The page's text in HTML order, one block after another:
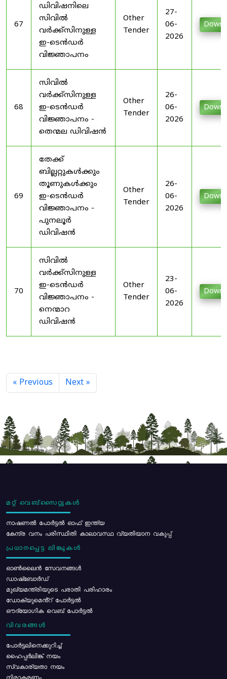
67
ഡിവിഷനിലെ
സിവിൽ
വർക്ക്സിനുള്ള
ഇ-ടെൻഡർ
വിജ്ഞാപനം
Other
Tender
27-
06-
2026
68
സിവിൽ
വർക്ക്സിനുള്ള
ഇ-ടെൻഡർ
വിജ്ഞാപനം -
തെന്മല ഡിവിഷൻ
Other
Tender
26-
06-
2026
69
തേക്ക്
ബില്ലറ്റുകൾക്കും
തൂണുകൾക്കും
ഇ-ടെൻഡർ
വിജ്ഞാപനം -
പുനലൂർ
ഡിവിഷൻ
Other
Tender
26-
06-
2026
70
സിവിൽ
വർക്ക്സിനുള്ള
ഇ-ടെൻഡർ
വിജ്ഞാപനം -
നെന്മാറ
ഡിവിഷൻ
Other
Tender
23-
06-
2026
« Previous Next »
മറ്റ് വെബ്സൈറ്റുകൾ
നാഷണൽ പോർട്ടൽ ഓഫ് ഇന്ത്യ
കേന്ദ്ര വനം പരിസ്ഥിതി കാലാവസ്ഥ വ്യതിയാന വകുപ്പ്
പ്രധാനപ്പെട്ട ലിങ്കുകൾ
ഓൺലൈൻ സേവനങ്ങൾ
ഡാഷ്ബോർഡ്
മുഖ്യമന്ത്രിയുടെ പരാതി പരിഹാരം
ഡോക്യുമെൻ്റ് പോർട്ടൽ
ഔദ്യോഗിക വെബ് പോർട്ടൽ
വിവരങ്ങൾ
പോര്‍ട്ടലിനെക്കുറിച്ച്
ഹൈപ്പർലിങ്ക് നയം
സ്വകാര്യതാ നയം
നിരാകരണം